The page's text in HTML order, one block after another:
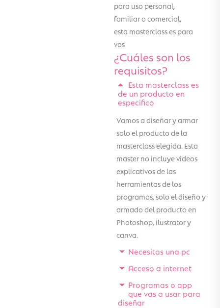
para uso personal,
familiar o comercial,
esta masterclass es para
vos
¿Cuáles son los
requisitos?
Esta masterclass es
de un producto en
especifico
Vamos a diseñar y armar
solo el producto de la
masterclass elegida. Esta
master no incluye videos
explicativos de las
herramientas de los
programas, solo el diseño y
armado del producto en
Photoshop, ilustrator y
canva.
Necesitas una pc
Acceso a internet
Programas o app
que vas a usar para
diseñar